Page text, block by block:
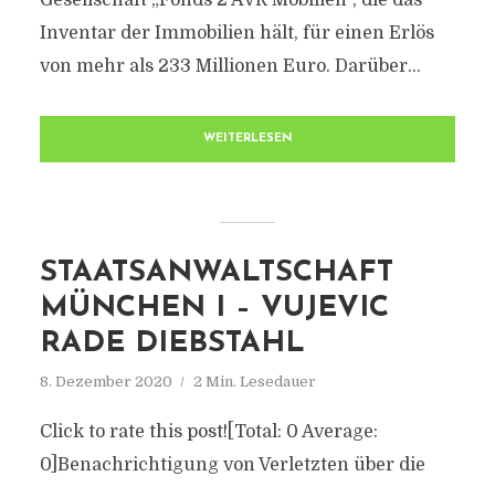
Inventar der Immobilien hält, für einen Erlös
von mehr als 233 Millionen Euro. Darüber...
WEITERLESEN
STAATSANWALTSCHAFT
MÜNCHEN I – VUJEVIC
RADE DIEBSTAHL
8. Dezember 2020 2 Min. Lesedauer
Click to rate this post![Total: 0 Average:
0]Benachrichtigung von Verletzten über die